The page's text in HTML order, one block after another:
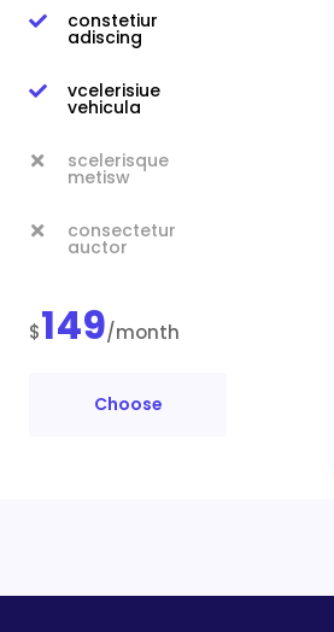
 constetiur
adiscing
 vcelerisiue
vehicula
 scelerisque
metisw
 consectetur
auctor
$149/month
Choose